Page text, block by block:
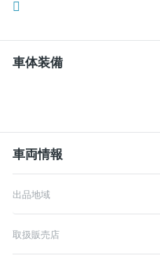
車体装備
車両情報
出品地域
取扱販売店